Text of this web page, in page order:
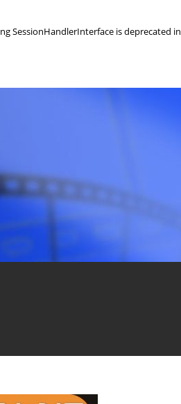
SessionHandlerInterface is deprecated in